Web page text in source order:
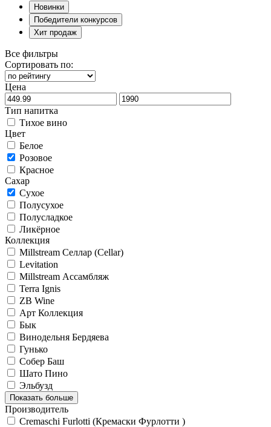
Новинки
Победители конкурсов
Хит продаж
Все фильтры
Сортировать по:
Цена
Тип напитка
Тихое вино
Цвет
Белое
Розовое
Красное
Сахар
Сухое
Полусухое
Полусладкое
Ликёрное
Коллекция
Millstream Селлар (Cellar)
Levitation
Millstream Ассамбляж
Terra Ignis
ZB Wine
Арт Коллекция
Бык
Винодельня Бердяева
Гунько
Собер Баш
Шато Пино
Эльбузд
Показать больше
Производитель
Cremaschi Furlotti (Кремаски Фурлотти )